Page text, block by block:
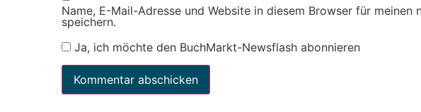
Name, E-Mail-Adresse und Website in diesem Browser für meinen
speichern.
Ja, ich möchte den BuchMarkt-Newsflash abonnieren